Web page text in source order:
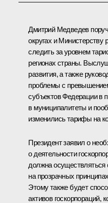
Дмитрий Медведев
округах и Министерству
следить за уровнем
регионах страны.
развития, а также
проблемы с
субъектов Федерации в
в муниципалитеты и
изменились тарифы на
Президент заявил о
о деятельности
должна осуществляться
на прозрачных
Этому также будет
активов госкорпораций,